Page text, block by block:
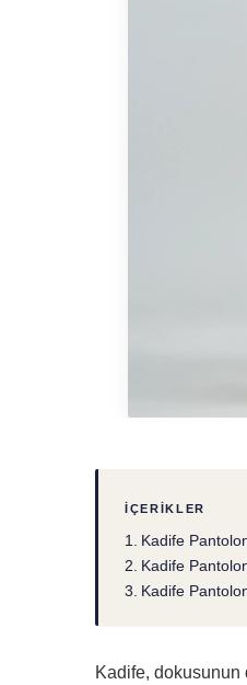
İÇERIKLER
Kadife
Kadife
Kadife
Kadife, dokusunun